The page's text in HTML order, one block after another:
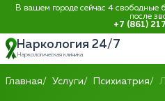
В вашем городе сейчас 4 свободные
после
+7 (861)
Наркология 24/7
Наркологическая клиника
Главная Услуги Психиатрия